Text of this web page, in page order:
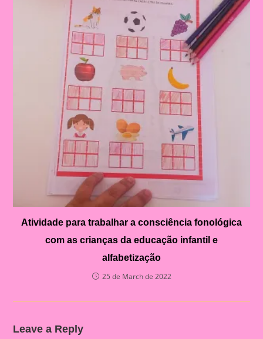
Atividade para trabalhar a consciência fonológica
com as crianças da educação infantil e
alfabetização
25 de March de 2022
Leave a Reply